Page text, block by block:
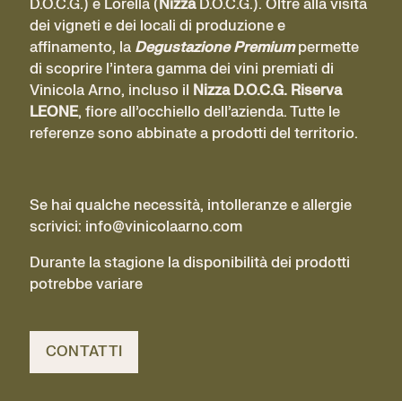
D.O.C.G.) e Lorella (NizzaD.O.C.G.). Oltre alla visita
dei vigneti e dei locali di produzione e
affinamento, la Degustazione Premiumpermette
di scoprire l’intera gamma dei vini premiati di
Vinicola Arno, incluso il Nizza D.O.C.G. Riserva
LEONE, fiore all’occhiello dell’azienda. Tutte le
referenze sono abbinate a prodotti del territorio.
Se hai qualche necessità, intolleranze e allergie
scrivici: info@vinicolaarno.com
Durante la stagione la disponibilità dei prodotti
potrebbe variare
CONTATTI